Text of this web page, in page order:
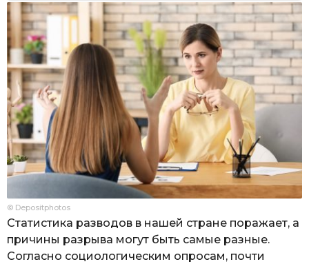
© Depositphotos
Статистика разводов в нашей стране поражает, а
причины разрыва могут быть самые разные.
Согласно социологическим опросам, почти